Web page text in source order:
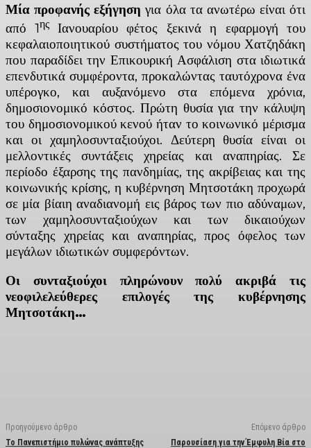
Μία προφανής εξήγηση για όλα τα ανωτέρω είναι ότι
από 1ης Ιανουαρίου φέτος ξεκινά η εφαρμογή του
κεφαλαιοποιητικού συστήματος του νόμου Χατζηδάκη
που παραδίδει την Επικουρική Ασφάλιση στα ιδιωτικά
επενδυτικά συμφέροντα, προκαλώντας ταυτόχρονα ένα
υπέρογκο, και αυξανόμενο στα επόμενα χρόνια,
δημοσιονομικό κόστος. Πρώτη θυσία για την κάλυψη
του δημοσιονομικού κενού ήταν το κοινωνικό μέρισμα
και οι χαμηλοσυνταξιούχοι. Δεύτερη θυσία είναι οι
μελλοντικές συντάξεις χηρείας και αναπηρίας. Σε
περίοδο έξαρσης της πανδημίας, της ακρίβειας και της
κοινωνικής κρίσης, η κυβέρνηση Μητσοτάκη προχωρά
σε μία βίαιη αναδιανομή εις βάρος των πιο αδύναμων,
των χαμηλοσυνταξιούχων και των δικαιούχων
σύνταξης χηρείας και αναπηρίας, προς όφελος των
μεγάλων ιδιωτικών συμφερόντων.
Οι συνταξιούχοι πληρώνουν πολύ ακριβά τις
νεοφιλελεύθερες επιλογές της κυβέρνησης
Μητσοτάκη…
Προηγούμενο άρθρο
Το Πανεπιστήμιο πυλώνας ανάπτυξης
Επόμενο άρθρο
Παρουσίαση για την Έμφυλη Βία στο